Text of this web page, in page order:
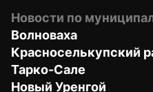
Новости по
Волноваха
Красноселькупский
Тарко-Сале
Новый Уренгой